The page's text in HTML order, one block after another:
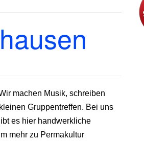
machen Musik, schreiben
Gruppentreffen. Bei uns
es hier handwerkliche
mehr zu Permakultur